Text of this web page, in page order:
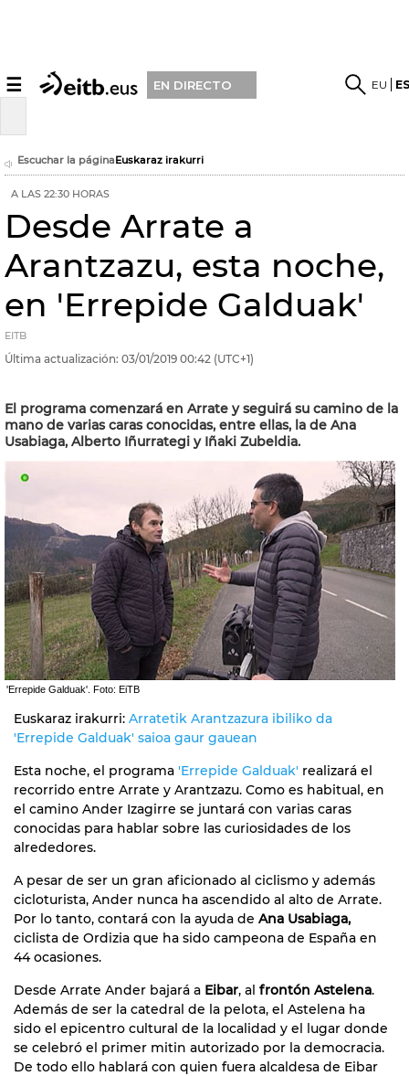
☰ EN DIRECTO EU
Escuchar la páginaEuskaraz irakurri
A LAS 22:30 HORAS
Desde Arrate a
Arantzazu, esta noche,
en 'Errepide Galduak'
EITB
Última actualización: 03/01/2019 00:42 (UTC+1)
El programa comenzará en Arrate y seguirá su camino de la
mano de varias caras conocidas, entre ellas, la de Ana
Usabiaga, Alberto Iñurrategi y Iñaki Zubeldia.
'Errepide Galduak'. Foto: EiTB
Euskaraz irakurri: Arratetik Arantzazura ibiliko da
'Errepide Galduak' saioa gaur gauean
Esta noche, el programa 'Errepide Galduak' realizará el
recorrido entre Arrate y Arantzazu. Como es habitual, en
el camino Ander Izagirre se juntará con varias caras
conocidas para hablar sobre las curiosidades de los
alrededores.
A pesar de ser un gran aficionado al ciclismo y además
cicloturista, Ander nunca ha ascendido al alto de Arrate.
Por lo tanto, contará con la ayuda de Ana Usabiaga,
ciclista de Ordizia que ha sido campeona de España en
44 ocasiones.
Desde Arrate Ander bajará a Eibar, al frontón Astelena.
Además de ser la catedral de la pelota, el Astelena ha
sido el epicentro cultural de la localidad y el lugar donde
se celebró el primer mitin autorizado por la democracia.
De todo ello hablará con quien fuera alcaldesa de Eibar